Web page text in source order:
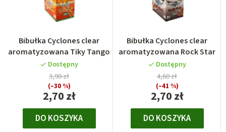
Bibułka Cyclones clear
aromatyzowana Tiky Tango
Dostępny
2,70 zł
3,90 zł
(–30 %)
DO KOSZYKA
Bibułka Cyclones clear
aromatyzowana Rock Star
Dostępny
2,70 zł
4,60 zł
(–41 %)
DO KOSZYKA